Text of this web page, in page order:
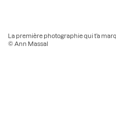
La première photographie qui t’a
© Ann Massal